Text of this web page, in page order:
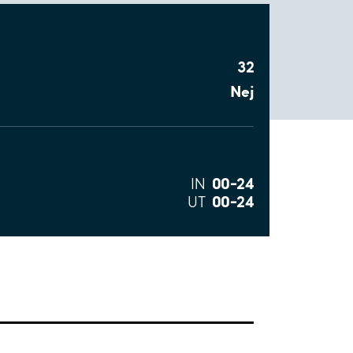
32
Nej
IN 00–24
UT 00–24